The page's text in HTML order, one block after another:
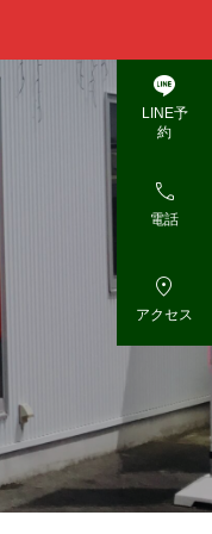

LINE予
約

電話

アクセス